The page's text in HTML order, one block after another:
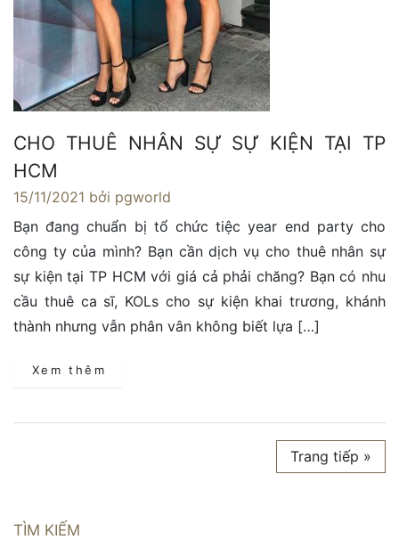
CHO THUÊ NHÂN SỰ SỰ KIỆN TẠI TP
HCM
15/11/2021 bởi pgworld
Bạn đang chuẩn bị tổ chức tiệc year end party cho
công ty của mình? Bạn cần dịch vụ cho thuê nhân sự
sự kiện tại TP HCM với giá cả phải chăng? Bạn có nhu
cầu thuê ca sĩ, KOLs cho sự kiện khai trương, khánh
thành nhưng vẫn phân vân không biết lựa […]
Xem thêm
Trang tiếp »
TÌM KIẾM